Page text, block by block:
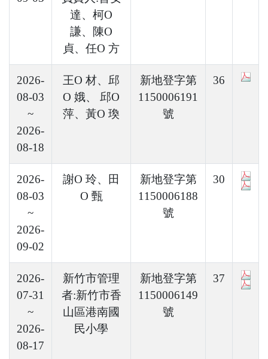
達、柯O
謙、陳O
貞、任O 方
2026-
08-03
~
2026-
08-18
王O 材、邱
O 娥、 邱O
萍、黃O 瑍
新地登字第
1150006191
號
36
2026-
08-03
~
2026-
09-02
謝O 玲、田
O 甄
新地登字第
1150006188
號
30
2026-
07-31
~
2026-
08-17
新竹市管理
者:新竹市香
山區港南國
民小學
新地登字第
1150006149
號
37